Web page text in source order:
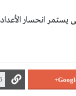
انحسار